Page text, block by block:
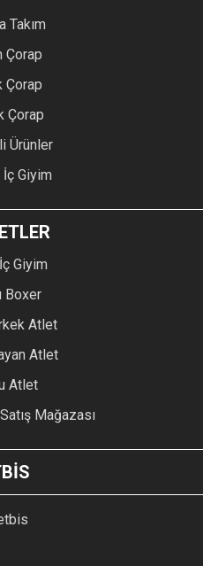
Takım
Çorap
Çorap
Çorap
Ürünler
Giyim
Giyim
Boxer
Atlet
Atlet
Atlet
Mağazası